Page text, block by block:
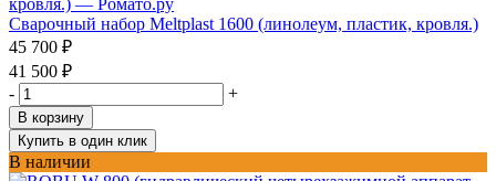
Сварочный набор Meltplast 1600 (линолеум, пластик, кровля.)
45 700 ₽
41 500 ₽
-
+
В корзину
Купить в один клик
В наличии